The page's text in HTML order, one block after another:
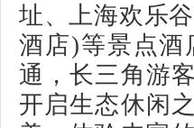
址、上海欢乐
酒店)等景点酒
通，长三角游
开启生态休闲